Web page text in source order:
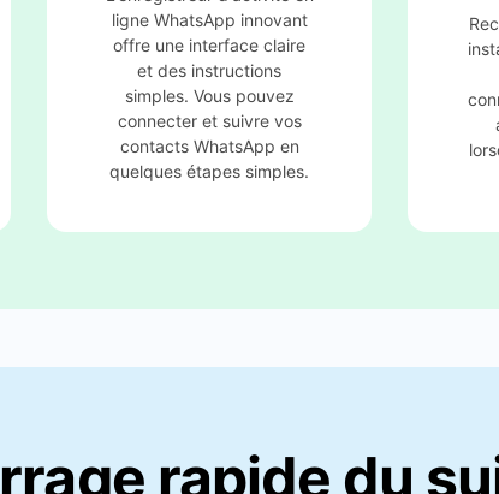
ligne WhatsApp innovant
offre une interface claire
et des instructions
simples. Vous pouvez
connecter et suivre vos
contacts WhatsApp en
quelques étapes simples.
rapide du